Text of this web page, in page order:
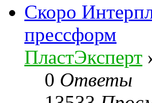
Скоро
прессформ
ПластЭксперт
0 Ответы